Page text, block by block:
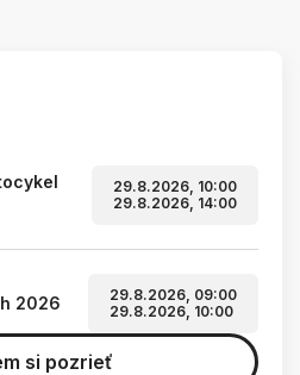
29.8.2026, 10:00
29.8.2026, 14:00
2026
29.8.2026, 09:00
29.8.2026, 10:00
si pozrieť